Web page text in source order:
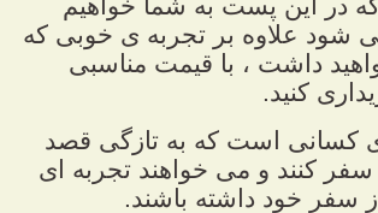
شود علاوه بر تجربه ی خوبی که
داشت ، با قیمت مناسبی
کنید.
کسانی است که به تازگی قصد
سفر کنند و می خواهند تجربه ای
خود داشته باشند.